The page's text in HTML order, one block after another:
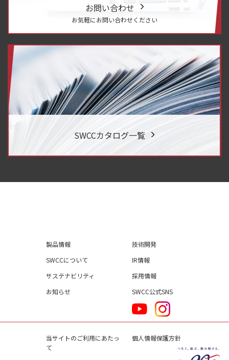
お問い合わせ
お気軽にお問い合わせください
SWCCカタログ一覧
製品情報
技術開発
SWCCについて
IR情報
サステナビリティ
採用情報
お知らせ
SWCC公式SNS
当サイトのご利用にあたっ
て
個人情報保護方針